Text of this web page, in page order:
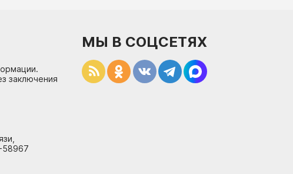
заключения
58967
МЫ В СОЦСЕТЯХ